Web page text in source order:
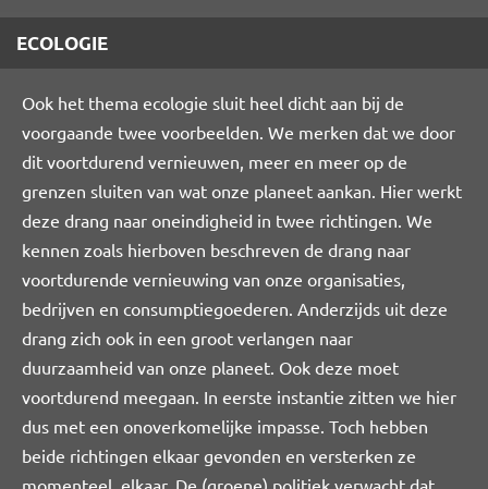
ECOLOGIE
Ook het thema ecologie sluit heel dicht aan bij de
voorgaande twee voorbeelden. We merken dat we door
dit voortdurend vernieuwen, meer en meer op de
grenzen sluiten van wat onze planeet aankan. Hier werkt
deze drang naar oneindigheid in twee richtingen. We
kennen zoals hierboven beschreven de drang naar
voortdurende vernieuwing van onze organisaties,
bedrijven en consumptiegoederen. Anderzijds uit deze
drang zich ook in een groot verlangen naar
duurzaamheid van onze planeet. Ook deze moet
voortdurend meegaan. In eerste instantie zitten we hier
dus met een onoverkomelijke impasse. Toch hebben
beide richtingen elkaar gevonden en versterken ze
momenteel elkaar. De (groene) politiek verwacht dat